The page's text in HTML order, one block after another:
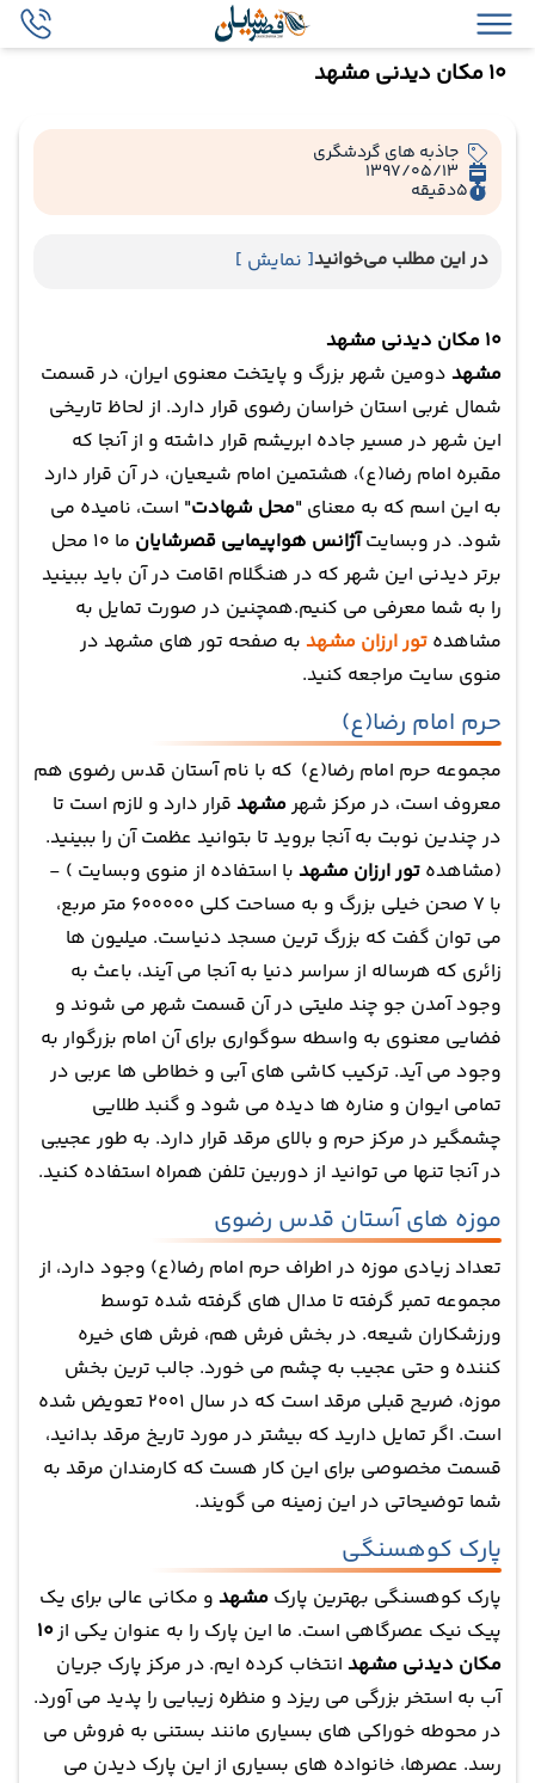
10 مکان دیدنی مشهد
جاذبه های گردشگری
1397/05/13
5دقیقه
در این مطلب می‌خوانید[ نمایش ]
10 مکان دیدنی مشهد
مشهد دومین شهر بزرگ و پایتخت معنوی ایران، در قسمت
شمال غربی استان خراسان رضوی قرار دارد. از لحاظ تاریخی
این شهر در مسیر جاده ابریشم قرار داشته و از آنجا که
مقبره امام رضا(ع)، هشتمین امام شیعیان، در آن قرار دارد
به این اسم که به معنای "محل شهادت" است، نامیده می
شود. در وبسایتآژانس هواپیمایی قصرشایان
ما 10 محل
برتر دیدنی این شهر که در هنگلام اقامت در آن باید ببینید
را به شما معرفی می کنیم.همچنین در صورت تمایل به
مشاهده تور ارزان مشهد به صفحه تور های مشهد در
منوی سایت مراجعه کنید.
حرم امام رضا(ع)
مجموعه حرم امام رضا(ع) که با نام آستان قدس رضوی هم
معروف است، در مرکز شهرمشهد قرار دارد و لازم است تا
در چندین نوبت به آنجا بروید تا بتوانید عظمت آن را ببینید.
(مشاهده تور ارزان مشهد با استفاده از منوی وبسایت ) -
با 7 صحن خیلی بزرگ و به مساحت کلی 600000 متر مربع،
می توان گفت که بزرگ ترین مسجد دنیاست. میلیون ها
زائری که هرساله از سراسر دنیا به آنجا می آیند، باعث به
وجود آمدن جو چند ملیتی در آن قسمت شهر می شوند و
فضایی معنوی به واسطه سوگواری برای آن امام بزرگوار به
وجود می آید. ترکیب کاشی های آبی و خطاطی ها عربی در
تمامی ایوان و مناره ها دیده می شود و گنبد طلایی
چشمگیر در مرکز حرم و بالای مرقد قرار دارد. به طور عجیبی
در آنجا تنها می توانید از دوربین تلفن همراه استفاده کنید.
موزه های آستان قدس رضوی
تعداد زیادی موزه در اطراف حرم امام رضا(ع) وجود دارد، از
مجموعه تمبر گرفته تا مدال های گرفته شده توسط
ورزشکاران شیعه. در بخش فرش هم، فرش های خیره
کننده و حتی عجیب به چشم می خورد. جالب ترین بخش
موزه، ضریح قبلی مرقد است که در سال 2001 تعویض شده
است. اگر تمایل دارید که بیشتر در مورد تاریخ مرقد بدانید،
قسمت مخصوصی برای این کار هست که کارمندان مرقد به
شما توضیحاتی در این زمینه می گویند.
پارک کوهسنگی
پارک کوهسنگی بهترین پارک مشهد و مکانی عالی برای یک
پیک نیک عصرگاهی است. ما این پارک را به عنوان یکی از10
مکان دیدنی مشهد انتخاب کرده ایم. در مرکز پارک جریان
آب به استخر بزرگی می ریزد و منظره زیبایی را پدید می آورد.
در محوطه خوراکی های بسیاری مانند بستنی به فروش می
رسد. عصرها، خانواده های بسیاری از این پارک دیدن می